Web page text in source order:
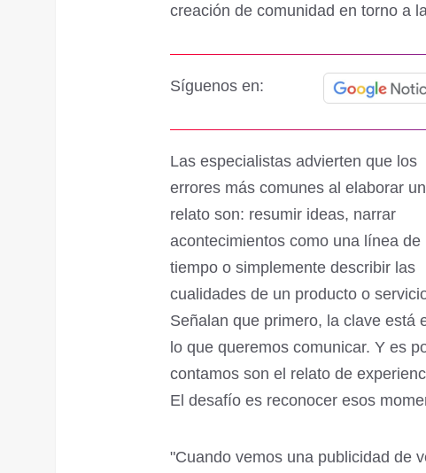
creación de comunidad en torno a
Síguenos en:
Las especialistas advierten que los
errores más comunes al elaborar un
relato son: resumir ideas, narrar
acontecimientos como una línea de
tiempo o simplemente describir las
cualidades de un producto o
Señalan que primero, la clave está
lo que queremos comunicar. Y es
contamos son el relato de
El desafío es reconocer esos
"Cuando vemos una publicidad de